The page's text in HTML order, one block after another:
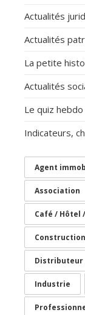
Actualités
Actualités
La petite
Actualités
Le quiz hebdo
Indicateurs,
Agent
Association
Café / Hôtel
Construction
Distributeur
Industrie